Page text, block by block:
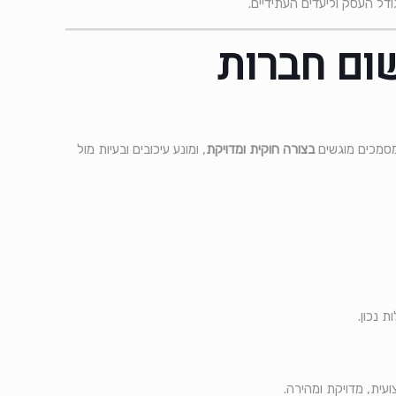
העסק וליעדים העתידיים.
חברות
מוגשיםבצורה חוקית ומדויקת, ומונע עיכובים ובעיות מול
נכון.
מדויקת ומהירה.